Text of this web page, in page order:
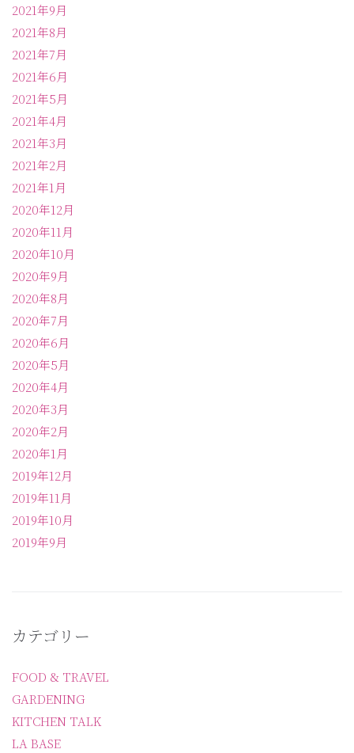
2021年9月
2021年8月
2021年7月
2021年6月
2021年5月
2021年4月
2021年3月
2021年2月
2021年1月
2020年12月
2020年11月
2020年10月
2020年9月
2020年8月
2020年7月
2020年6月
2020年5月
2020年4月
2020年3月
2020年2月
2020年1月
2019年12月
2019年11月
2019年10月
2019年9月
カテゴリー
FOOD & TRAVEL
GARDENING
KITCHEN TALK
LA BASE